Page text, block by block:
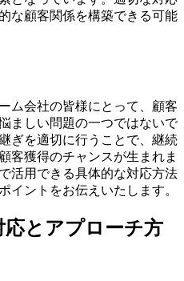
な顧客関係を構築できる可能
ム会社の皆様にとって、顧客
ましい問題の一つではないで
ぎを適切に行うことで、継続
客獲得のチャンスが生まれま
活用できる具体的な対応方法
イントをお伝えいたします。
応とアプローチ方